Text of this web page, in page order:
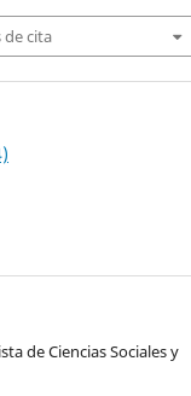
de cita
de Ciencias Sociales y